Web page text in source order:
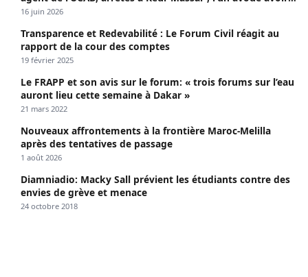
propagé le VIH depuis 2018
16 juin 2026
Transparence et Redevabilité : Le Forum Civil réagit au
rapport de la cour des comptes
19 février 2025
Le FRAPP et son avis sur le forum: « trois forums sur l’eau
auront lieu cette semaine à Dakar »
21 mars 2022
Nouveaux affrontements à la frontière Maroc-Melilla
après des tentatives de passage
1 août 2026
Diamniadio: Macky Sall prévient les étudiants contre des
envies de grève et menace
24 octobre 2018